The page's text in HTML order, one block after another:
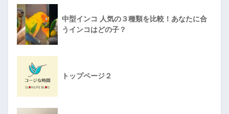
中型インコ 人気の３種類を比較！あなたに合
うインコはどの子？
トップページ２